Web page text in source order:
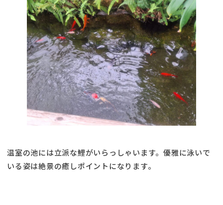
温室の池には立派な鯉がいらっしゃいます。優雅に泳いで
いる姿は絶景の癒しポイントになります。